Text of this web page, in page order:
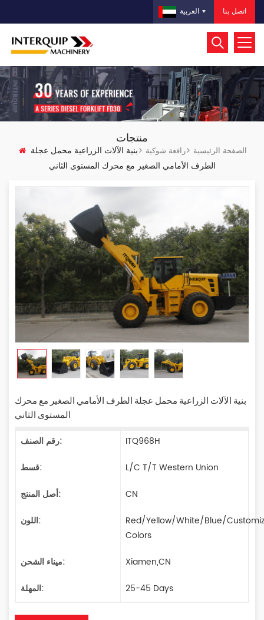
اتصل بنا العربية
منتجات
الصفحة الرئيسية رافعة شوكية
بنية الآلات الزراعية محمل عجلة
الطرف الأمامي الصغير مع محرك المستوى الثاني
بنية الآلات الزراعية محمل عجلة الطرف الأمامي الصغير مع محرك
المستوى الثاني
رقم الصنف:
ITQ968H
قسط:
L/C T/T Western Union
أصل المنتج:
CN
اللون:
Red/Yellow/White/Blue/
Colors
ميناء الشحن:
Xiamen,CN
المهلة:
25-45 Days